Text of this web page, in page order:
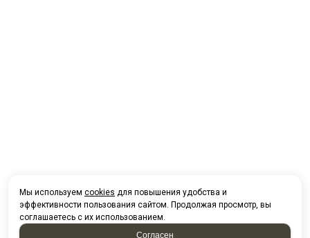
Мы используем cookies для повышения удобства и
эффективности пользования сайтом. Продолжая просмотр, вы
соглашаетесь с их использованием.
Согласен